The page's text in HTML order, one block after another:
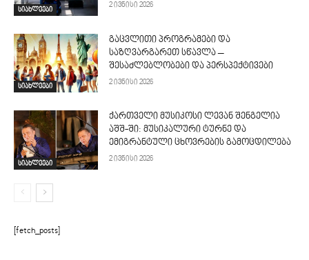
სიახლეები
2 ივნისი 2026
სიახლეები
გაცვლითი პროგრამები და
საზღვარგარეთ სწავლა –
შესაძლებლობები და პერსპექტივები
2 ივნისი 2026
სიახლეები
ქართველი მუსიკოსი ლევან შენგელია
აშშ-ში: მუსიკალური ტურნე და
ემიგრანტული ცხოვრების გამოცდილება
2 ივნისი 2026
[fetch_posts]